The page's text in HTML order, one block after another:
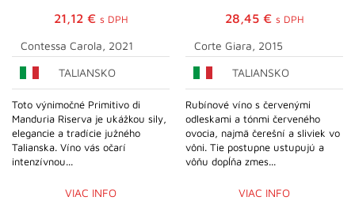
21,12 € s DPH
Contessa Carola, 2021
TALIANSKO
Toto výnimočné Primitivo di
Manduria Riserva je ukážkou sily,
elegancie a tradície južného
Talianska. Víno vás očarí
intenzívnou...
VIAC INFO
28,45 € s DPH
Corte Giara, 2015
TALIANSKO
Rubínové víno s červenými
odleskami a tónmi červeného
ovocia, najmä čerešní a sliviek vo
vôni. Tie postupne ustupujú a
vôňu dopĺňa zmes...
VIAC INFO